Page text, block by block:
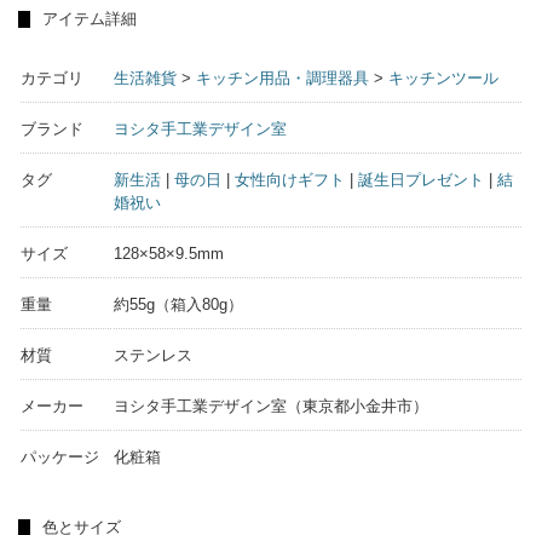
アイテム詳細
カテゴリ 生活雑貨 > キッチン用品・調理器具 > キッチンツール
ブランド ヨシタ手工業デザイン室
タグ 新生活 母の日 女性向けギフト 誕生日プレゼント
結
婚祝い
サイズ 128×58×9.5mm
重量 約55g（箱入80g）
材質 ステンレス
メーカー ヨシタ手工業デザイン室（東京都小金井市）
パッケージ 化粧箱
色とサイズ